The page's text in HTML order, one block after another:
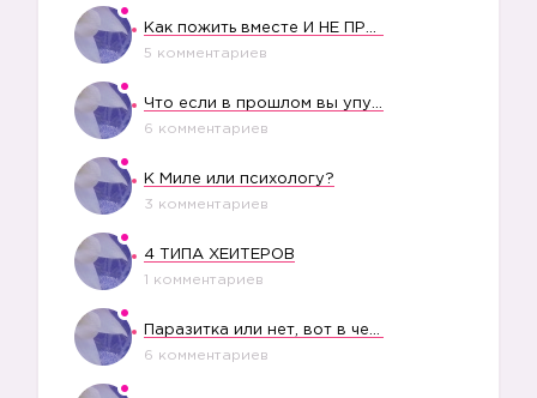
Как пожить вместе И НЕ ПРОЛЕТЕТЬ СО СВАДЬБОЙ
5 комментариев
Что если в прошлом вы упустили свое счастье?
6 комментариев
К Миле или психологу?
3 комментариев
4 ТИПА ХЕЙТЕРОВ
1 комментариев
Паразитка или нет, вот в чем вопрос?
6 комментариев